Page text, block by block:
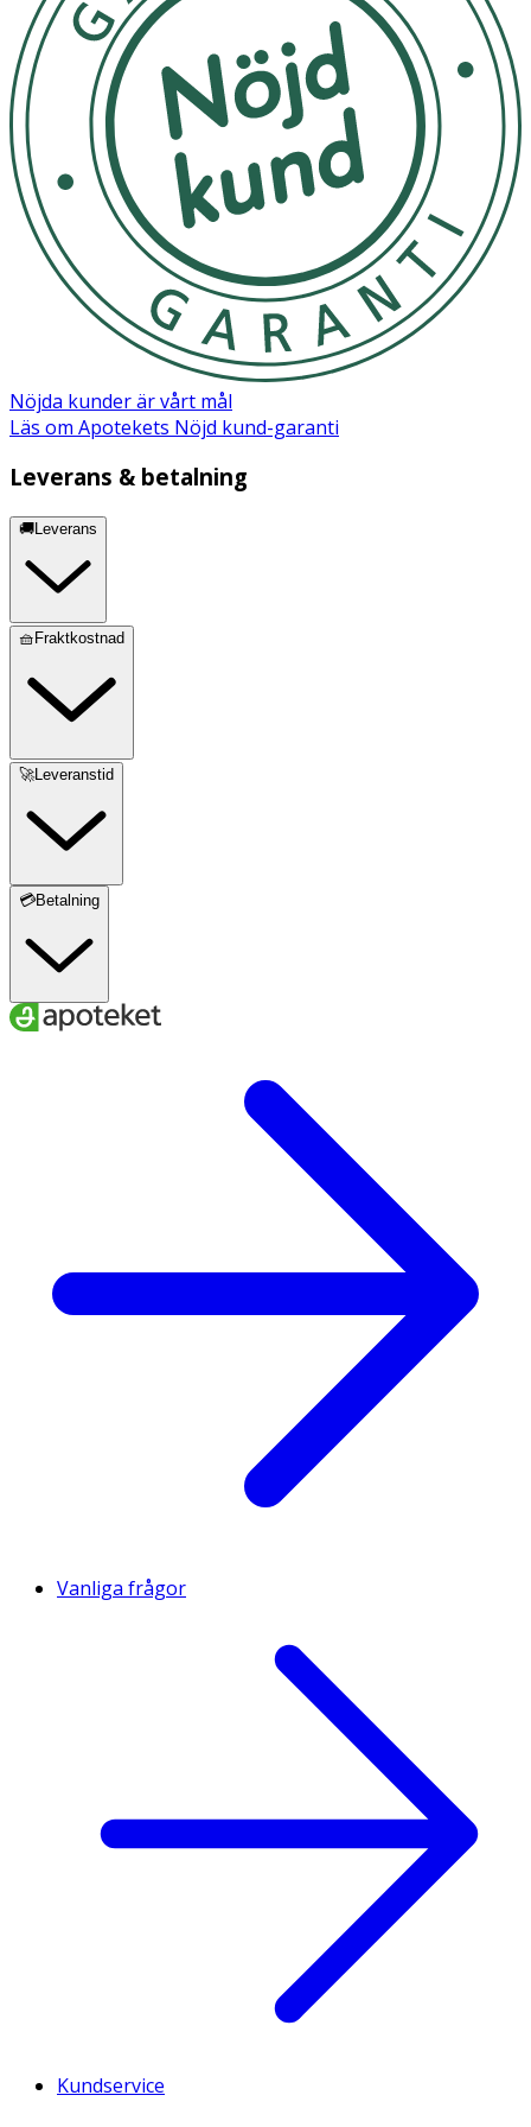
bättre.
Förvara dem gärna i sin förpackning eller i sin
smyckesask när du inte använder dem.
OK för gravida och ammande:
Ja
Nöjda kunder är vårt mål
Läs om Apotekets Nöjd kund-garanti
Leverans & betalning
🚚Leverans
🧺Fraktkostnad
🚀Leveranstid
💳Betalning
Vanliga frågor
Kundservice